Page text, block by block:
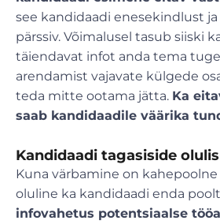
see kandidaadi enesekindlust
pärssiv. Võimalusel tasub siiski
täiendavat infot anda tema
arendamist vajavate külgede
teda mitte ootama jätta. Ka
saab kandidaadile väärika
Kandidaadi tagasiside
Kuna värbamine on kahepoolne
oluline ka kandidaadi enda poolt
infovahetus potentsiaalse